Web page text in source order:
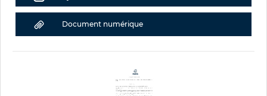
Document numérique